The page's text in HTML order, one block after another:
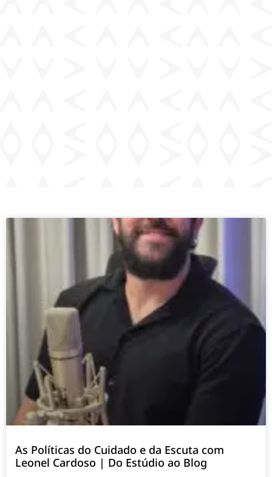
As Políticas do Cuidado e da Escuta com
Leonel Cardoso | Do Estúdio ao Blog